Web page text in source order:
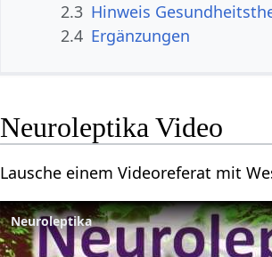
2.3 Hinweis
2.4 Ergänzungen
Neuroleptika Video
Lausche einem Videoreferat mit
Neuroleptika